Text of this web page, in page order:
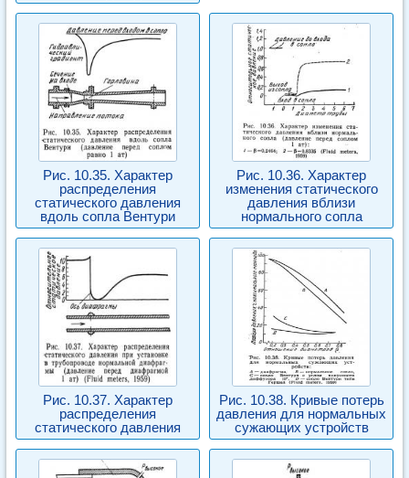
Рис. 10.35. Характер
распределения
статического давления
вдоль сопла Вентури
Рис. 10.36. Характер
изменения статического
давления вблизи
нормального сопла
Рис. 10.37. Характер
распределения
статического давления
Рис. 10.38. Кривые потерь
давления для нормальных
сужающих устройств